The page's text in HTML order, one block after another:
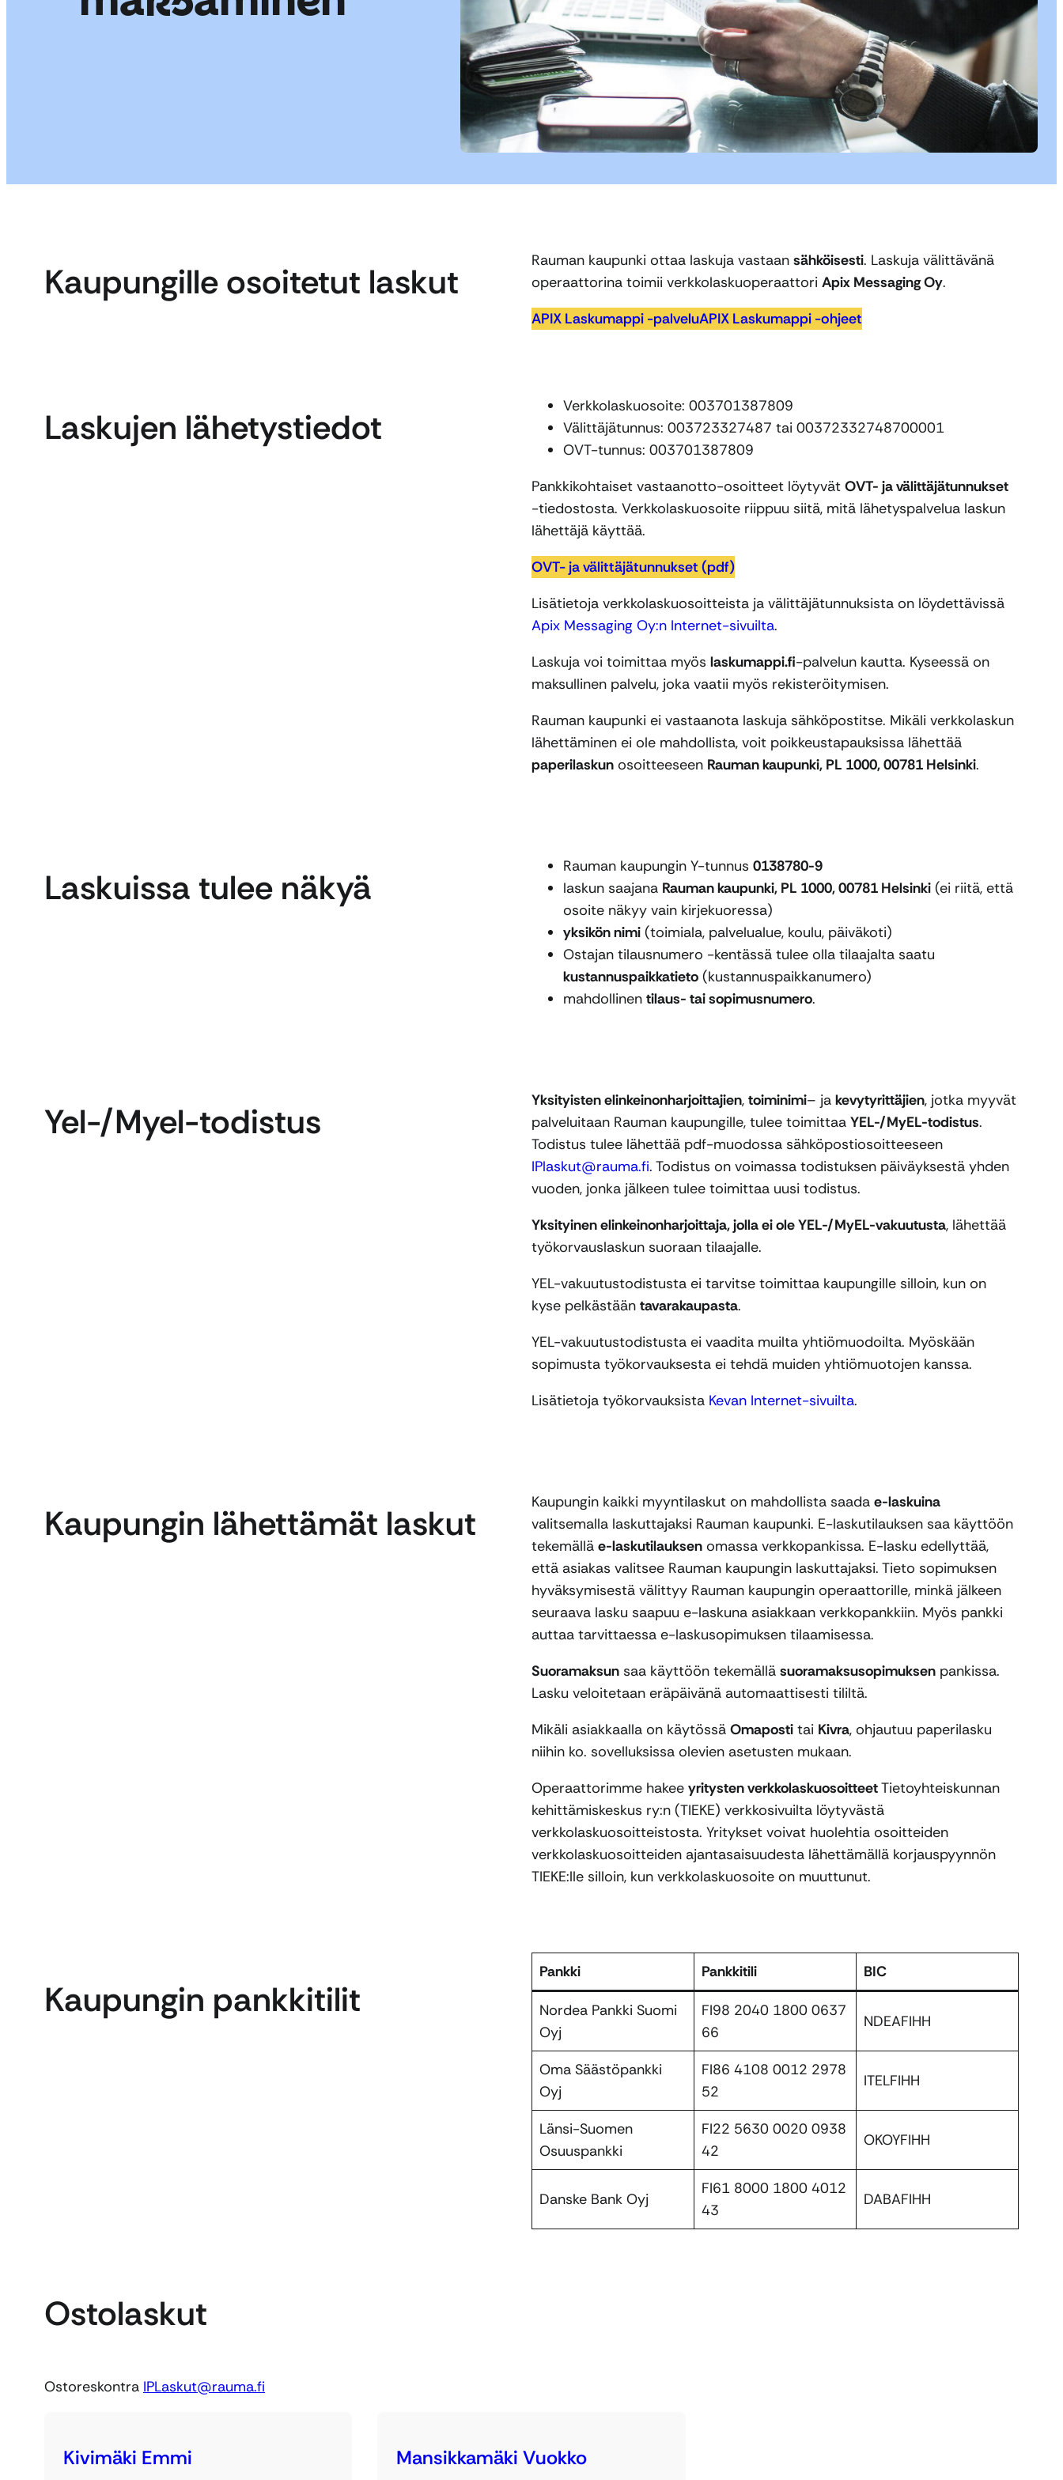
Kaupungille osoitetut laskut Rauman kaupunki ottaa laskuja vastaan sähköisesti. Laskuja välittävänä
operaattorina toimii verkkolaskuoperaattori Apix Messaging Oy.
APIX Laskumappi -palveluAPIX Laskumappi -ohjeet
Laskujen lähetystiedot
Verkkolaskuosoite: 003701387809
Välittäjätunnus: 003723327487 tai 00372332748700001
OVT-tunnus: 003701387809
Pankkikohtaiset vastaanotto-osoitteet löytyvät OVT- ja välittäjätunnukset
-tiedostosta. Verkkolaskuosoite riippuu siitä, mitä lähetyspalvelua laskun
lähettäjä käyttää.
OVT- ja välittäjätunnukset (pdf)
Lisätietoja verkkolaskuosoitteista ja välittäjätunnuksista on löydettävissä
Apix Messaging Oy:n Internet-sivuilta.
Laskuja voi toimittaa myös laskumappi.fi-palvelun kautta. Kyseessä on
maksullinen palvelu, joka vaatii myös rekisteröitymisen.
Rauman kaupunki ei vastaanota laskuja sähköpostitse. Mikäli verkkolaskun
lähettäminen ei ole mahdollista, voit poikkeustapauksissa lähettää
paperilaskun osoitteeseen Rauman kaupunki, PL 1000, 00781 Helsinki.
Laskuissa tulee näkyä Rauman kaupungin Y-tunnus 0138780-9
laskun saajana Rauman kaupunki, PL 1000, 00781 Helsinki (ei riitä, että
osoite näkyy vain kirjekuoressa)
yksikön nimi (toimiala, palvelualue, koulu, päiväkoti)
Ostajan tilausnumero -kentässä tulee olla tilaajalta saatu
kustannuspaikkatieto (kustannuspaikkanumero)
mahdollinen tilaus- tai sopimusnumero.
Yel-/Myel-todistus Yksityisten elinkeinonharjoittajien, toiminimi– ja kevytyrittäjien, jotka myyvät
palveluitaan Rauman kaupungille, tulee toimittaa YEL-/MyEL-todistus.
Todistus tulee lähettää pdf-muodossa sähköpostiosoitteeseen
IPlaskut@rauma.fi. Todistus on voimassa todistuksen päiväyksestä yhden
vuoden, jonka jälkeen tulee toimittaa uusi todistus.
Yksityinen elinkeinonharjoittaja, jolla ei ole YEL-/MyEL-vakuutusta, lähettää
työkorvauslaskun suoraan tilaajalle.
YEL-vakuutustodistusta ei tarvitse toimittaa kaupungille silloin, kun on
kyse pelkästään tavarakaupasta.
YEL-vakuutustodistusta ei vaadita muilta yhtiömuodoilta. Myöskään
sopimusta työkorvauksesta ei tehdä muiden yhtiömuotojen kanssa.
Lisätietoja työkorvauksista Kevan Internet-sivuilta.
Kaupungin lähettämät laskut Kaupungin kaikki myyntilaskut on mahdollista saada e-laskuina
valitsemalla laskuttajaksi Rauman kaupunki. E-laskutilauksen saa käyttöön
tekemällä e-laskutilauksen omassa verkkopankissa. E-lasku edellyttää,
että asiakas valitsee Rauman kaupungin laskuttajaksi. Tieto sopimuksen
hyväksymisestä välittyy Rauman kaupungin operaattorille, minkä jälkeen
seuraava lasku saapuu e-laskuna asiakkaan verkkopankkiin. Myös pankki
auttaa tarvittaessa e-laskusopimuksen tilaamisessa.
Suoramaksun saa käyttöön tekemällä suoramaksusopimuksen pankissa.
Lasku veloitetaan eräpäivänä automaattisesti tililtä.
Mikäli asiakkaalla on käytössä Omaposti tai Kivra, ohjautuu paperilasku
niihin ko. sovelluksissa olevien asetusten mukaan.
Operaattorimme hakee yritysten verkkolaskuosoitteetTietoyhteiskunnan
kehittämiskeskus ry:n (TIEKE) verkkosivuilta löytyvästä
verkkolaskuosoitteistosta. Yritykset voivat huolehtia osoitteiden
verkkolaskuosoitteiden ajantasaisuudesta lähettämällä korjauspyynnön
TIEKE:lle silloin, kun verkkolaskuosoite on muuttunut.
Kaupungin pankkitilit
Pankki Pankkitili BIC
Nordea Pankki Suomi
Oyj
FI98 2040 1800 0637
66
NDEAFIHH
Oma Säästöpankki
Oyj
FI86 4108 0012 2978
52
ITELFIHH
Länsi-Suomen
Osuuspankki
FI22 5630 0020 0938
42
OKOYFIHH
Danske Bank Oyj
FI61 8000 1800 4012
43
DABAFIHH
Ostolaskut
Ostoreskontra IPLaskut@rauma.fi
Kivimäki Emmi Mansikkamäki Vuokko